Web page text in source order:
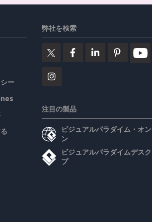
ー
弊社を検索
注目の製品
ビジュアルパラダイム・オ
ン
ビジュアルパラダイムデス
プ